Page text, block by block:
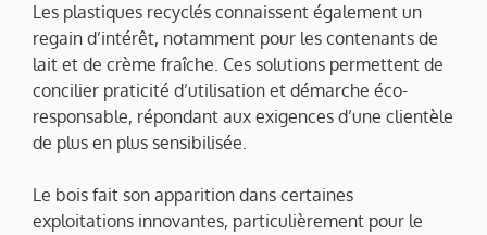
Les plastiques recyclés connaissent également un
regain d’intérêt, notamment pour les contenants de
lait et de crème fraîche. Ces solutions permettent de
concilier praticité d’utilisation et démarche éco-
responsable, répondant aux exigences d’une clientèle
de plus en plus sensibilisée.
Le bois fait son apparition dans certaines
exploitations innovantes, particulièrement pour le